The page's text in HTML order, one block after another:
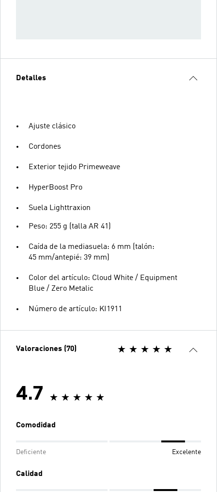
Detalles
Ajuste clásico
Cordones
Exterior tejido Primeweave
HyperBoost Pro
Suela Lighttraxion
Peso: 255 g (talla AR 41)
Caída de la mediasuela: 6 mm (talón:
45 mm/antepié: 39 mm)
Color del artículo: Cloud White / Equipment
Blue / Zero Metalic
Número de artículo: KI1911
Valoraciones (70)
4.7
Comodidad
Deficiente Excelente
Calidad